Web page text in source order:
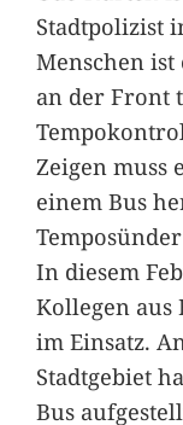
Stadtpolizist
Menschen
an der Front
Zeigen muss
einem Bus
In diesem
Kollegen aus
im Einsatz.
Stadtgebiet
Bus